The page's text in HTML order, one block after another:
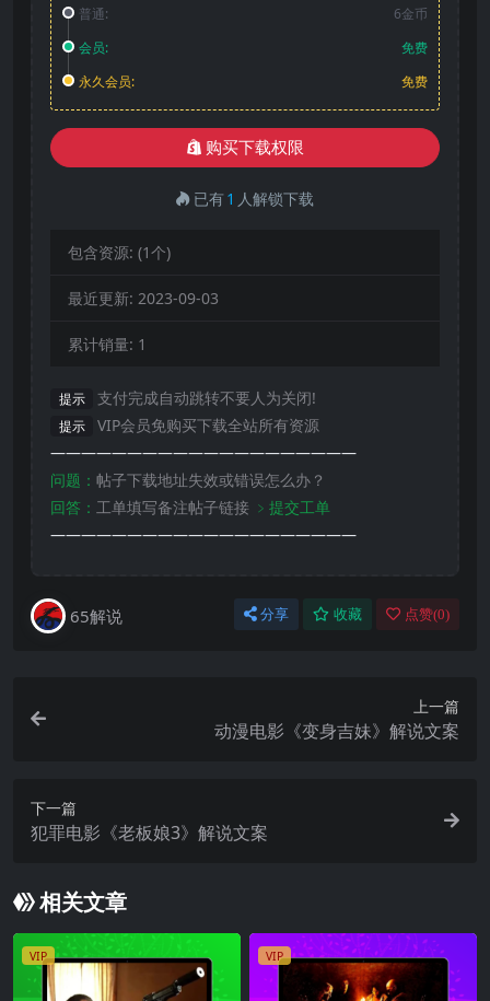
普通:
6金币
会员:
免费
永久会员:
免费
购买下载权限
已有1 人解锁下载
包含资源: (1个)
最近更新: 2023-09-03
累计销量: 1
提示 支付完成自动跳转不要人为关闭!
提示
VIP会员免购买下载全站所有资源
————————————————————
问题： 帖子下载地址失效或错误怎么办？
回答： 工单填写备注帖子链接 ﹥提交工单
————————————————————
65解说 分享 收藏 点赞(0)
上一篇
动漫电影《变身吉妹》解说文案
下一篇
犯罪电影《老板娘3》解说文案
相关文章
VIP VIP